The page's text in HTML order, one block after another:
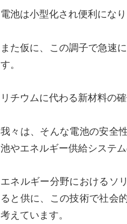
電池は小型化され便利にな
また仮に、この調子で急速
す。
リチウムに代わる新材料の
我々は、そんな電池の安全
池やエネルギー供給システ
エネルギー分野におけるソ
ると供に、この技術で社会
考えています。